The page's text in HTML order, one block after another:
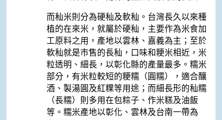
而秈米則分為硬秈及軟秈。台灣長久以來種
植的在來米，就屬於硬秈，主要作為米食加
工原料之用，產地以雲林、嘉義為主；至於
軟秈就是市售的長秈，口味和粳米相近，米
粒透明、細長，以彰化縣的產量最多。糯米
部分，有米粒較短的粳糯（圓糯），適合釀
酒、製湯圓及紅粿等用途；而細長形的秈糯
（長糯）則多用在包粽子、作米糕及油飯
等。糯米產地以彰化、雲林及台南一帶為